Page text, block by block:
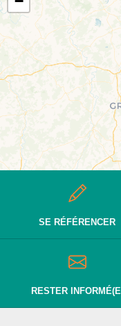
SE RÉFÉRENCER
RESTER